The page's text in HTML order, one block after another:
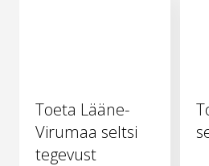
Toeta Lääne-
Virumaa seltsi
tegevust